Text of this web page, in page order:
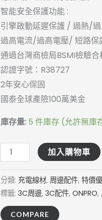
智能安全保護功能 :
引擎啟動延遲保護 / 過熱/
過高電流/過高電壓/ 短路保
通過台灣商檢局BSMI檢驗合
認證字號：R38727
2年安心保固
國泰全球產險100萬美金
庫存量: 5 件庫存 (允許無庫
量
加入購物車
分類: 充電線材,周邊配件,特價
標籤:3C周邊,3C配件,ONPRO,
COMPARE